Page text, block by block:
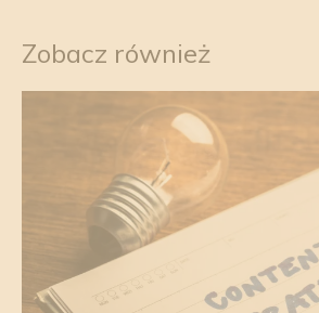
Zobacz również